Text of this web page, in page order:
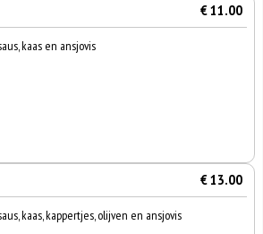
€ 11.00
kaas en ansjovis
€ 13.00
kaas, kappertjes, olijven en ansjovis